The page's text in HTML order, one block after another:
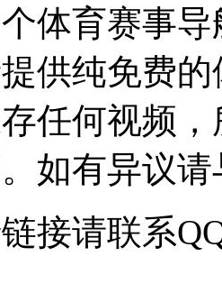
体育赛事
供纯免费
任何视频
如有异议
接请联系